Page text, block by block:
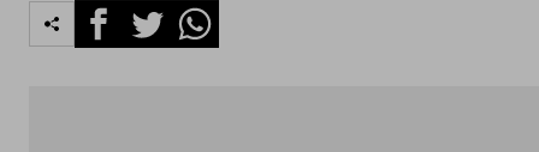
FacebookTwitterWhatsapp